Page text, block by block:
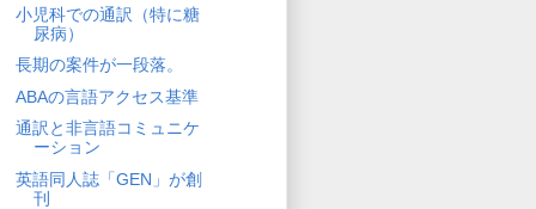
小児科での通訳（特に糖
尿病）
長期の案件が一段落。
ABAの言語アクセス基準
通訳と非言語コミュニケ
ーション
英語同人誌「GEN」が創
刊